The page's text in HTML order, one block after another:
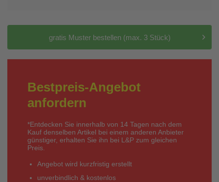
gratis Muster bestellen (max. 3 Stück)
Bestpreis-Angebot
anfordern
*Entdecken Sie innerhalb von 14 Tagen nach dem
Kauf denselben Artikel bei einem anderen Anbieter
günstiger, erhalten Sie ihn bei L&P zum gleichen
Preis.
Angebot wird kurzfristig erstellt
unverbindlich & kostenlos